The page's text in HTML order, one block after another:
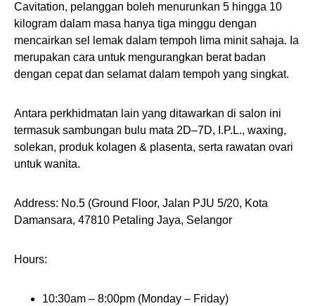
Cavitation, pelanggan boleh menurunkan 5 hingga 10
kilogram dalam masa hanya tiga minggu dengan
mencairkan sel lemak dalam tempoh lima minit sahaja. Ia
merupakan cara untuk mengurangkan berat badan
dengan cepat dan selamat dalam tempoh yang singkat.
Antara perkhidmatan lain yang ditawarkan di salon ini
termasuk sambungan bulu mata 2D–7D, I.P.L., waxing,
solekan, produk kolagen & plasenta, serta rawatan ovari
untuk wanita.
Address: No.5 (Ground Floor, Jalan PJU 5/20, Kota
Damansara, 47810 Petaling Jaya, Selangor
Hours:
10:30am – 8:00pm (Monday – Friday)